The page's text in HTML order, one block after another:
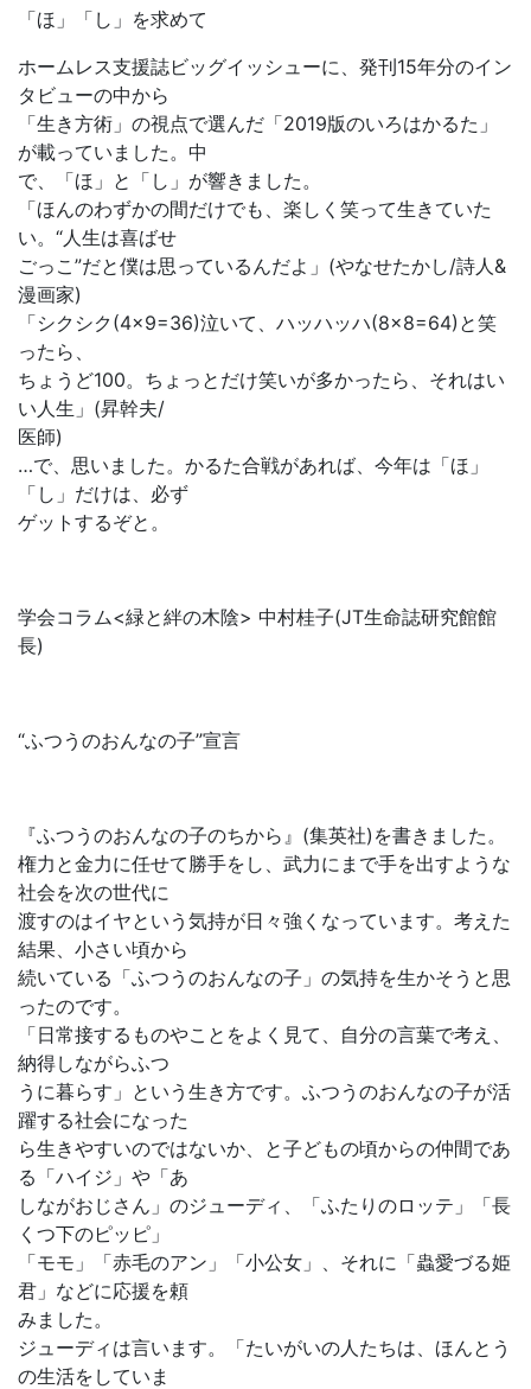
「ほ」「し」を求めて
ホームレス支援誌ビッグイッシューに、発刊15年分のイン
タビューの中から
「生き方術」の視点で選んだ「2019版のいろはかるた」
が載っていました。中
で、「ほ」と「し」が響きました。
「ほんのわずかの間だけでも、楽しく笑って生きていた
い。“人生は喜ばせ
ごっこ”だと僕は思っているんだよ」(やなせたかし/詩人&
漫画家)
「シクシク(4×9=36)泣いて、ハッハッハ(8×8=64)と笑
ったら、
ちょうど100。ちょっとだけ笑いが多かったら、それはい
い人生」(昇幹夫/
医師)
…で、思いました。かるた合戦があれば、今年は「ほ」
「し」だけは、必ず
ゲットするぞと。
学会コラム<緑と絆の木陰> 中村桂子(JT生命誌研究館館
長)
“ふつうのおんなの子”宣言
『ふつうのおんなの子のちから』(集英社)を書きました。
権力と金力に任せて勝手をし、武力にまで手を出すような
社会を次の世代に
渡すのはイヤという気持が日々強くなっています。考えた
結果、小さい頃から
続いている「ふつうのおんなの子」の気持を生かそうと思
ったのです。
「日常接するものやことをよく見て、自分の言葉で考え、
納得しながらふつ
うに暮らす」という生き方です。ふつうのおんなの子が活
躍する社会になった
ら生きやすいのではないか、と子どもの頃からの仲間であ
る「ハイジ」や「あ
しながおじさん」のジューディ、「ふたりのロッテ」「長
くつ下のピッピ」
「モモ」「赤毛のアン」「小公女」、それに「蟲愛づる姫
君」などに応援を頼
みました。
ジューディは言います。「たいがいの人たちは、ほんとう
の生活をしていま